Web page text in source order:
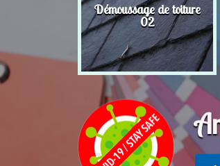
Démoussage de toiture
02